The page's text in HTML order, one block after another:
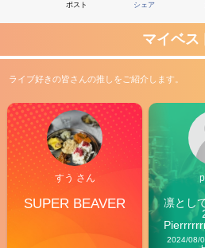
ポスト シェア
マイベス
ライブ好きの皆さんの推しをご紹介します。
すう さん
SUPER BEAVER
凛とし
2024/08/